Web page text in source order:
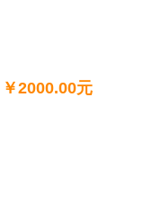
￥2000.00元